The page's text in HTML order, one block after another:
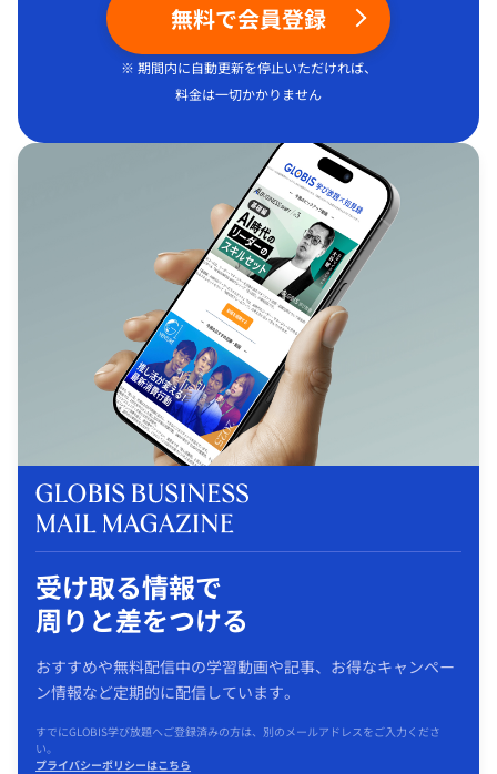
無料で会員登録
※ 期間内に自動更新を停止いただければ、
料金は一切かかりません
受け取る情報で
周りと差をつける
おすすめや無料配信中の学習動画や記事、お得なキャンペー
ン情報など定期的に配信しています。
すでにGLOBIS学び放題へご登録済みの方は、別のメールアドレスをご入力くださ
い。
プライバシーポリシーはこちら